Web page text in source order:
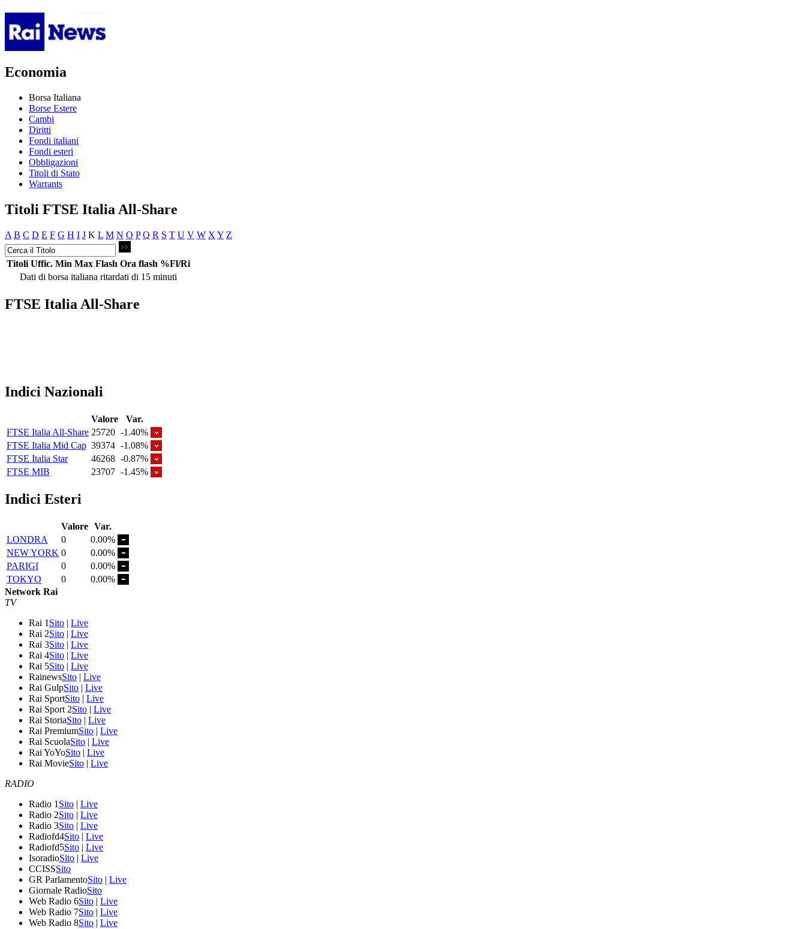
Economia
Borsa Italiana
Borse Estere
Cambi
Diritti
Fondi italiani
Fondi esteri
Obbligazioni
Titoli di Stato
Warrants
Titoli FTSE Italia All-Share
A B C D E F G H I J K L M N O P Q R S T U V W X Y Z
Titoli Uffic. Min Max Flash Ora flash %Fl/Ri
Dati di borsa italiana ritardati di 15 minuti
FTSE Italia All-Share
Indici Nazionali
Valore
Var.
FTSE Italia All-Share 25720 -1.40%
FTSE Italia Mid Cap 39374 -1.08%
FTSE Italia Star
46268 -0.87%
FTSE MIB
23707 -1.45%
Indici Esteri
Valore Var.
LONDRA
0
0.00%
NEW YORK 0
0.00%
PARIGI
0
0.00%
TOKYO
0
0.00%
Network Rai
TV
Rai 1 Sito | Live
Rai 2Sito | Live
Rai 3Sito | Live
Rai 4Sito | Live
Rai 5Sito | Live
RainewsSito | Live
Rai GulpSito | Live
Rai SportSito | Live
Rai Sport 2Sito | Live
Rai StoriaSito | Live
Rai PremiumSito | Live
Rai ScuolaSito | Live
Rai YoYoSito | Live
Rai MovieSito | Live
RADIO
Radio 1 Sito | Live
Radio 2Sito | Live
Radio 3Sito | Live
Radiofd4Sito | Live
Radiofd5Sito | Live
IsoradioSito | Live
CCISSSito
GR ParlamentoSito | Live
Giornale RadioSito
Web Radio 6Sito | Live
Web Radio 7Sito | Live
Web Radio 8Sito | Live